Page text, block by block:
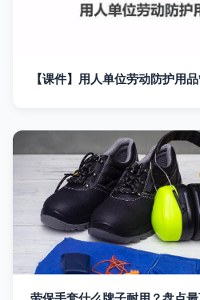
【课件】用人单位劳动防护用